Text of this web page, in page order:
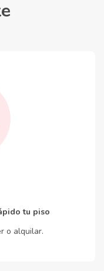
tu piso
o alquilar.